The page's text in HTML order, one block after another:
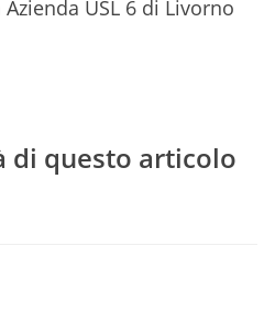
USL 6 di Livorno
di questo articolo